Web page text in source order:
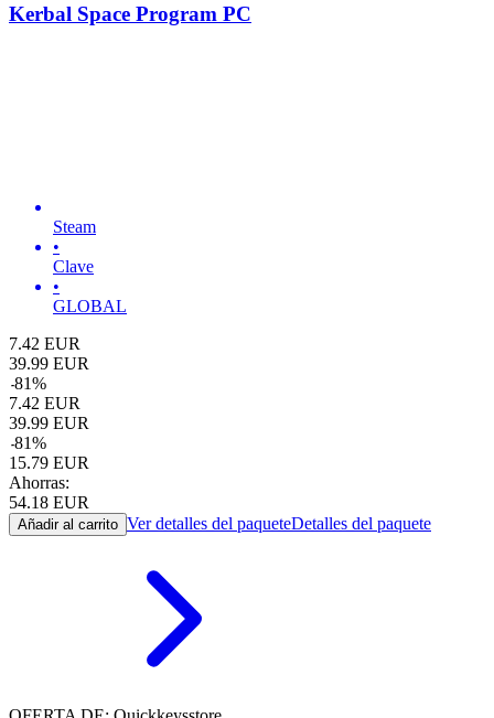
Kerbal Space Program PC
Steam
•
Clave
•
GLOBAL
7.42 EUR
39.99 EUR
-81%
7.42 EUR
39.99 EUR
-81%
15.79 EUR
Ahorras:
54.18 EUR
Añadir al carrito Ver detalles del paqueteDetalles del paquete